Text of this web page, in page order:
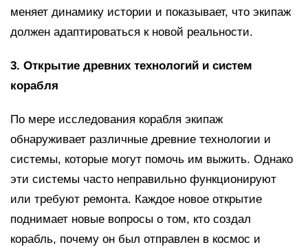
меняет динамику истории и показывает, что экипаж
должен адаптироваться к новой реальности.
3. Открытие древних технологий и систем
корабля
По мере исследования корабля экипаж
обнаруживает различные древние технологии и
системы, которые могут помочь им выжить. Однако
эти системы часто неправильно функционируют
или требуют ремонта. Каждое новое открытие
поднимает новые вопросы о том, кто создал
корабль, почему он был отправлен в космос и